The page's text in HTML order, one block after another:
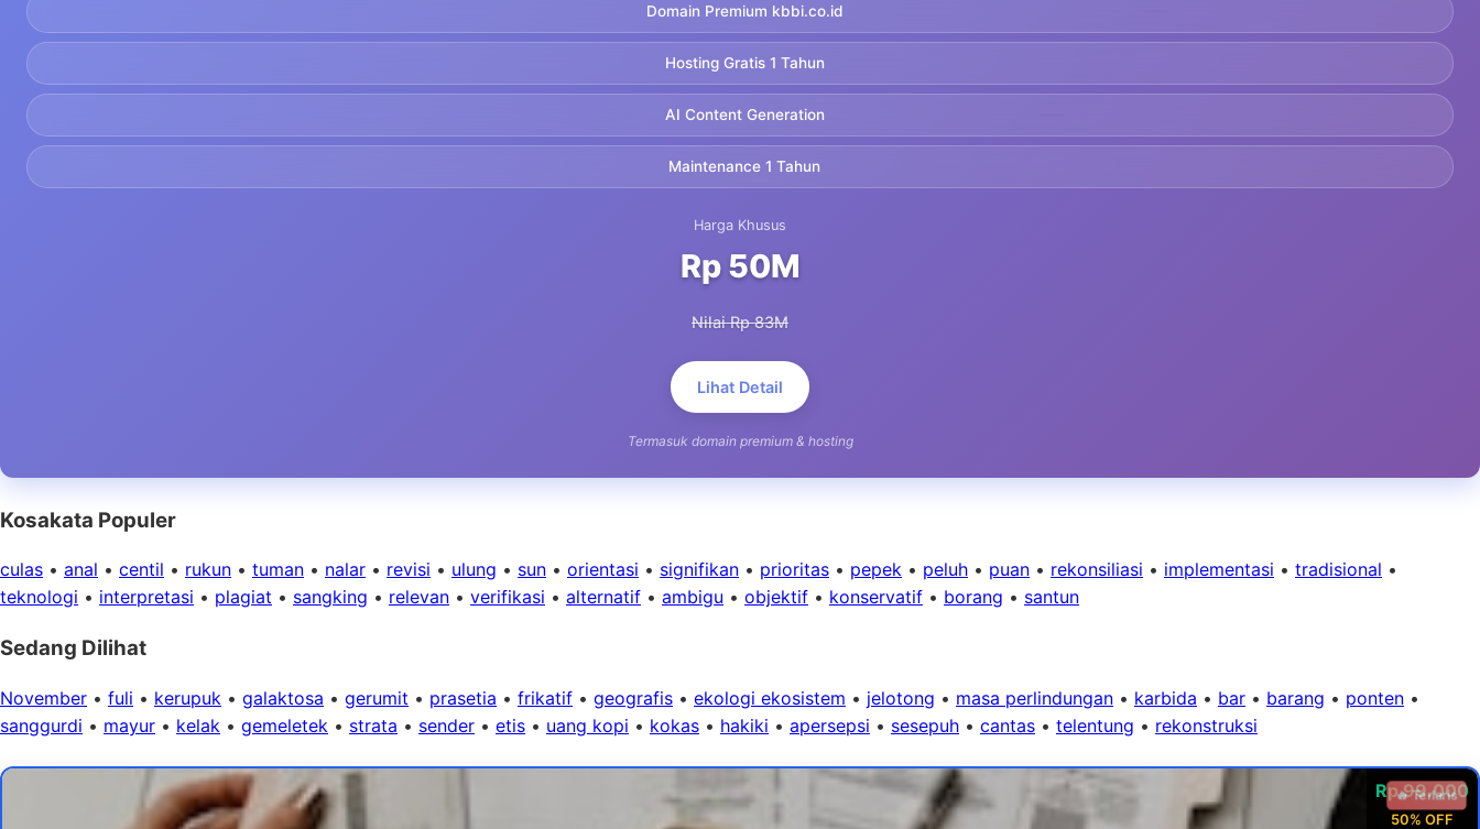
Domain Premium kbbi.co.id
Hosting Gratis 1 Tahun
AI Content Generation
Maintenance 1 Tahun
Harga Khusus
Rp 50M
Nilai Rp 83M
Lihat Detail
Termasuk domain premium & hosting
Kosakata Populer
culas • anal • centil • rukun • tuman • nalar • revisi • ulung • sun • orientasi • signifikan • prioritas • pepek • peluh • puan • rekonsiliasi • implementasi • tradisional •
teknologi • interpretasi • plagiat • sangking • relevan • verifikasi • alternatif • ambigu • objektif • konservatif • borang • santun
Sedang Dilihat
November • fuli • kerupuk • galaktosa • gerumit • prasetia • frikatif • geografis • ekologi ekosistem • jelotong • masa perlindungan • karbida • bar • barang • ponten •
sanggurdi • mayur • kelak • gemeletek • strata • sender • etis • uang kopi • kokas • hakiki • apersepsi • sesepuh • cantas • telentung • rekonstruksi
Rp 99.000
50% OFF
🔥 Terlaris